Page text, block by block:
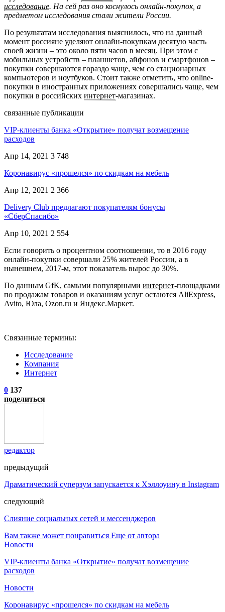
исследование. На сей раз оно коснулось онлайн-покупок, а
предметом исследования стали жители России.
По результатам исследования выяснилось, что на данный
момент россияне уделяют онлайн-покупкам десятую часть
своей жизни – это около пяти часов в месяц. При этом с
мобильных устройств – планшетов, айфонов и смартфонов –
покупки совершаются гораздо чаще, чем со стационарных
компьютеров и ноутбуков. Стоит также отметить, что online-
покупки в иностранных приложениях совершались чаще, чем
покупки в российских интернет-магазинах.
связанные публикации
VIP-клиенты банка «Открытие» получат возмещение
расходов
Апр 14, 2021 3 748
Коронавирус «прошелся» по скидкам на мебель
Апр 12, 2021 2 366
Delivery Club предлагают покупателям бонусы
«СберСпасибо»
Апр 10, 2021 2 554
Если говорить о процентном соотношении, то в 2016 году
онлайн-покупки совершали 25% жителей России, а в
нынешнем, 2017-м, этот показатель вырос до 30%.
По данным GfK, самыми популярными интернет-площадками
по продажам товаров и оказаниям услуг остаются AliExpress,
Avito, Юла, Ozon.ru и Яндекс.Маркет.
Связанные термины:
Исследование
Компания
Интернет
0 137
поделиться
редактор
предыдущий
Драматический суперзум запускается к Хэллоуину в Instagram
следующий
Слияние социальных сетей и мессенджеров
Вам также может понравиться Еще от автора
Новости
VIP-клиенты банка «Открытие» получат возмещение
расходов
Новости
Коронавирус «прошелся» по скидкам на мебель